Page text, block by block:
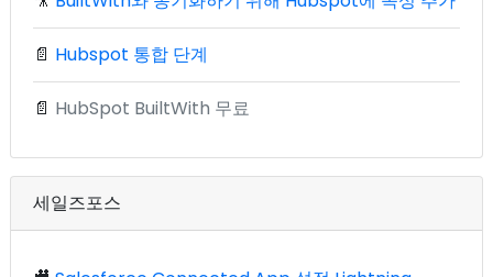
📄 Hubspot 통합 단계
📄 HubSpot BuiltWith 무료
세일즈포스